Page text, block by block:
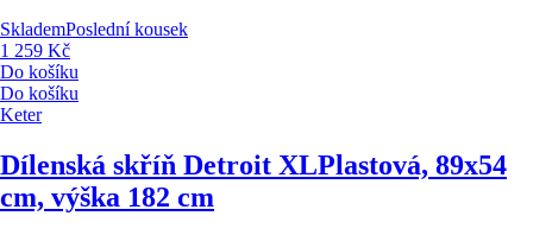
SklademPoslední kousek
1 259 Kč
Do košíku
Do košíku
Keter
Dílenská skříň Detroit XLPlastová, 89x54
cm, výška 182 cm